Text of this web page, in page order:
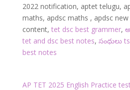
2022 notification, aptet telugu,
maths, apdsc maths , apdsc
content, tet dsc best grammer,
tet and dsc best notes, సంధులు
best notes
AP TET 2025 English Practice